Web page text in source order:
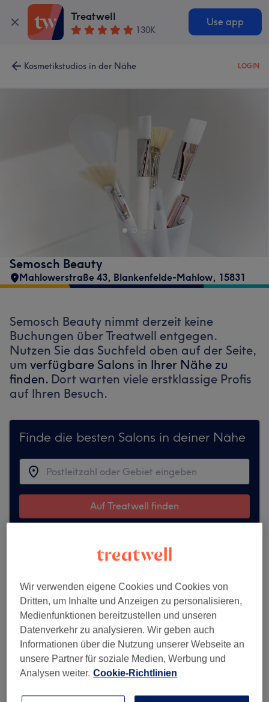
Treatwell
130K
Use app
Kosmetikstudios in der Nähe LOGIN
Semosch Beauty
Mahlowerstraße 43, Blankenfelde-Mahlow, 15831
Semosch Beauty nimmt derzeit keine
Buchungen über Treatwell entgegen.
Nutzen Sie das Suchfeld oben auf der Seite,
um verfügbare Salons in Ihrer Nähe zu
finden. Dort warten viele erstklassige Profis
auf Ihren Besuch.
Finde die besten Salons in deiner Nähe
Auf Treatwell finden
Wir verwenden eigene Cookies und Cookies von
Dritten, um Inhalte und Anzeigen zu personalisieren,
Medienfunktionen bereitzustellen und unseren
Datenverkehr zu analysieren. Wir geben auch
Informationen über die Nutzung unserer Webseite an
unsere Partner für soziale Medien, Werbung und
Analysen weiter. Cookie-Richtlinien